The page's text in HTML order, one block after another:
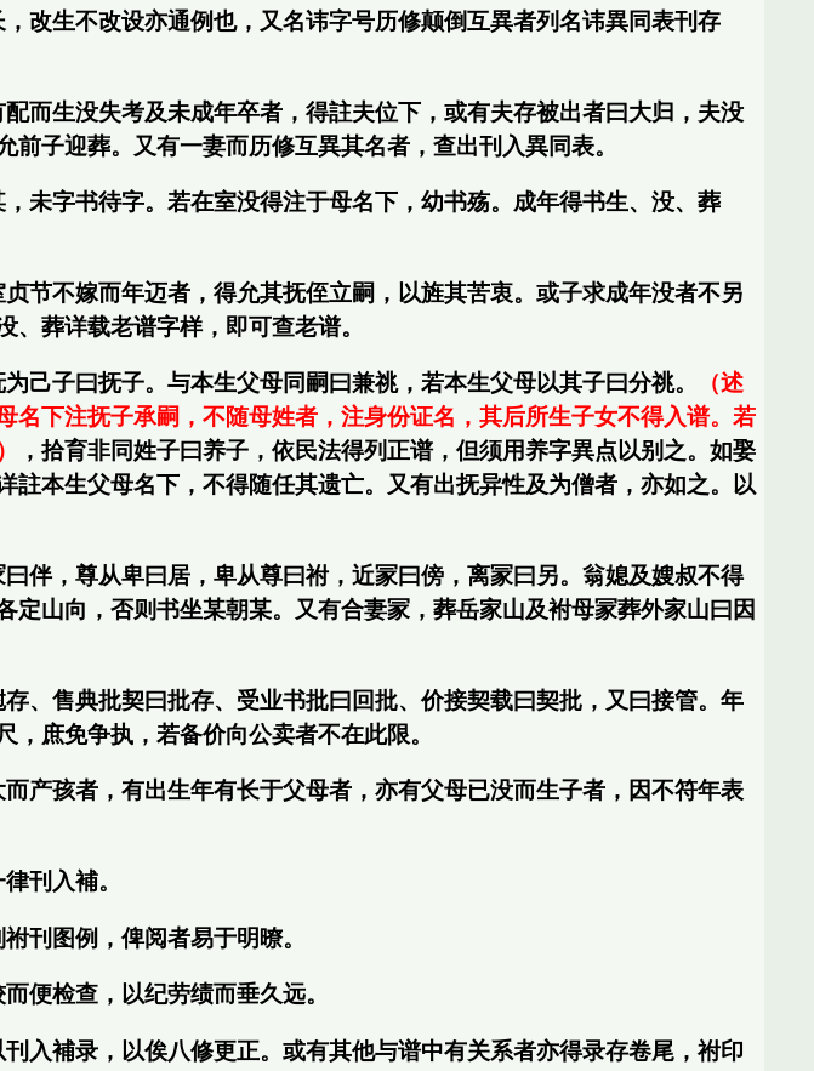
改生不改设亦通例也，又名讳字号历修颠倒互異者列名讳異同表刊存
而生没失考及未成年卒者，得註夫位下，或有夫存被出者曰大归，夫没
子迎葬。又有一妻而历修互異其名者，查出刊入異同表。
未字书待字。若在室没得注于母名下，幼书殇。成年得书生、没、葬
节不嫁而年迈者，得允其抚侄立嗣，以旌其苦衷。或子求成年没者不另
葬详载老谱字样，即可查老谱。
己子曰抚子。与本生父母同嗣曰兼祧，若本生父母以其子曰分祧。
（述
下注抚子承嗣，不随母姓者，注身份证名，其后所生子女不得入谱。若
，拾育非同姓子曰养子，依民法得列正谱，但须用养字異点以别之。如娶
本生父母名下，不得随任其遗亡。又有出抚异性及为僧者，亦如之。以
伴，尊从卑曰居，卑从尊曰祔，近冡曰傍，离冡曰另。翁媳及嫂叔不得
山向，否则书坐某朝某。又有合妻冡，葬岳家山及袝母冡葬外家山曰因
、售典批契曰批存、受业书批曰回批、价接契载曰契批，又曰接管。年
庶免争执，若备价向公卖者不在此限。
产孩者，有出生年有长于父母者，亦有父母已没而生子者，因不符年表
刊入補。
刊图例，俾阅者易于明暸。
便检查，以纪劳绩而垂久远。
入補录，以俟八修更正。或有其他与谱中有关系者亦得录存卷尾，祔印